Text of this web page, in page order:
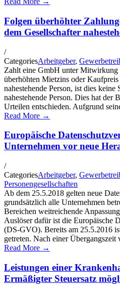
Folgen überhöhter
dem Gesellschafter
/
CategoriesArbeitgeber,
Zahlt eine GmbH unter Mitwirkung
überhöhten Mietzins oder
nahestehende Person, ist dies
nahestehende Person. Dies hat der
Urteilen entschieden. Aufgrund
Read More →
Europäische
Unternehmen vor neue
/
CategoriesArbeitgeber,
Personengesellschaften
Ab dem 25.5.2018 gelten neue
grundsätzlich alle Unternehmen
Bereichen weitreichende
Auslöser dafür ist die Europäische
(DS-GVO). Bereits am 25.5.2016
getreten. Nach einer Übergangszeit
Read More →
Leistungen einer
Ermäßigter Steuersatz